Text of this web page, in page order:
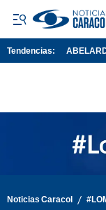
Tendencias:
Noticias Caracol /